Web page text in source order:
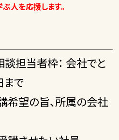
人を応援します。
担当者枠： 会社でと
まで
希望の旨、所属の会社